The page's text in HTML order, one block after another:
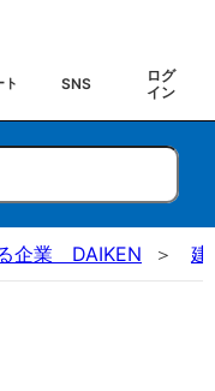
ト SNS
ログ
イン
企業 DAIKEN 建